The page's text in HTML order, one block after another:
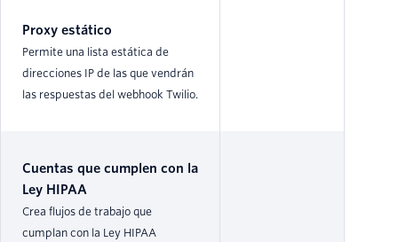
Proxy estático
Permite una lista estática de
direcciones IP de las que vendrán
las respuestas del webhook Twilio.
Cuentas que cumplen con la
Ley HIPAA
Crea flujos de trabajo que
cumplan con la Ley HIPAA